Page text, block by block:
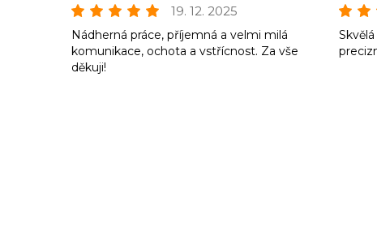
19. 12. 2025
Nádherná práce, příjemná a velmi milá
komunikace, ochota a vstřícnost. Za vše
děkuji!